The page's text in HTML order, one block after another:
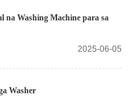
na Washing Machine para sa
2025-06-05
Washer